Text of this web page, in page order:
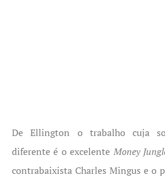
De Ellington o trabalho cuja
diferente é o excelente Money
contrabaixista Charles Mingus e o